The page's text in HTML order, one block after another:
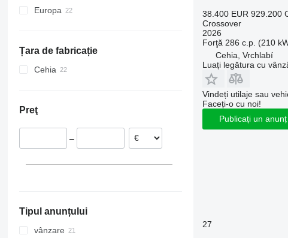
Touran
Europa
Slovacia
Țara de fabricație
Cehia
Preţ
–
Tipul anunțului
vânzare
38.400 EUR 929.200
Crossover
2026
Forţă 286 c.p. (210
Cehia, Vrchlabí
Luați legătura cu
Vindeți utilaje sau
Faceți-o cu noi!
Publicați un anunț
27